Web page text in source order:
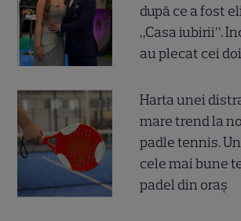
după ce a fost
„Casa iubirii”.
au plecat cei doi
Harta unei
mare trend la
padle tennis.
cele mai bune
padel din oraș